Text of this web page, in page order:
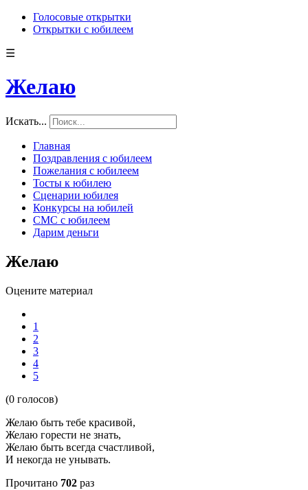
Голосовые открытки
Открытки с юбилеем
☰
Желаю
Искать...
Главная
Поздравления с юбилеем
Пожелания с юбилеем
Тосты к юбилею
Сценарии юбилея
Конкурсы на юбилей
СМС с юбилеем
Дарим деньги
Желаю
Оцените материал
1
2
3
4
5
(0 голосов)
Желаю быть тебе красивой,
Желаю горести не знать,
Желаю быть всегда счастливой,
И некогда не унывать.
Прочитано 702 раз